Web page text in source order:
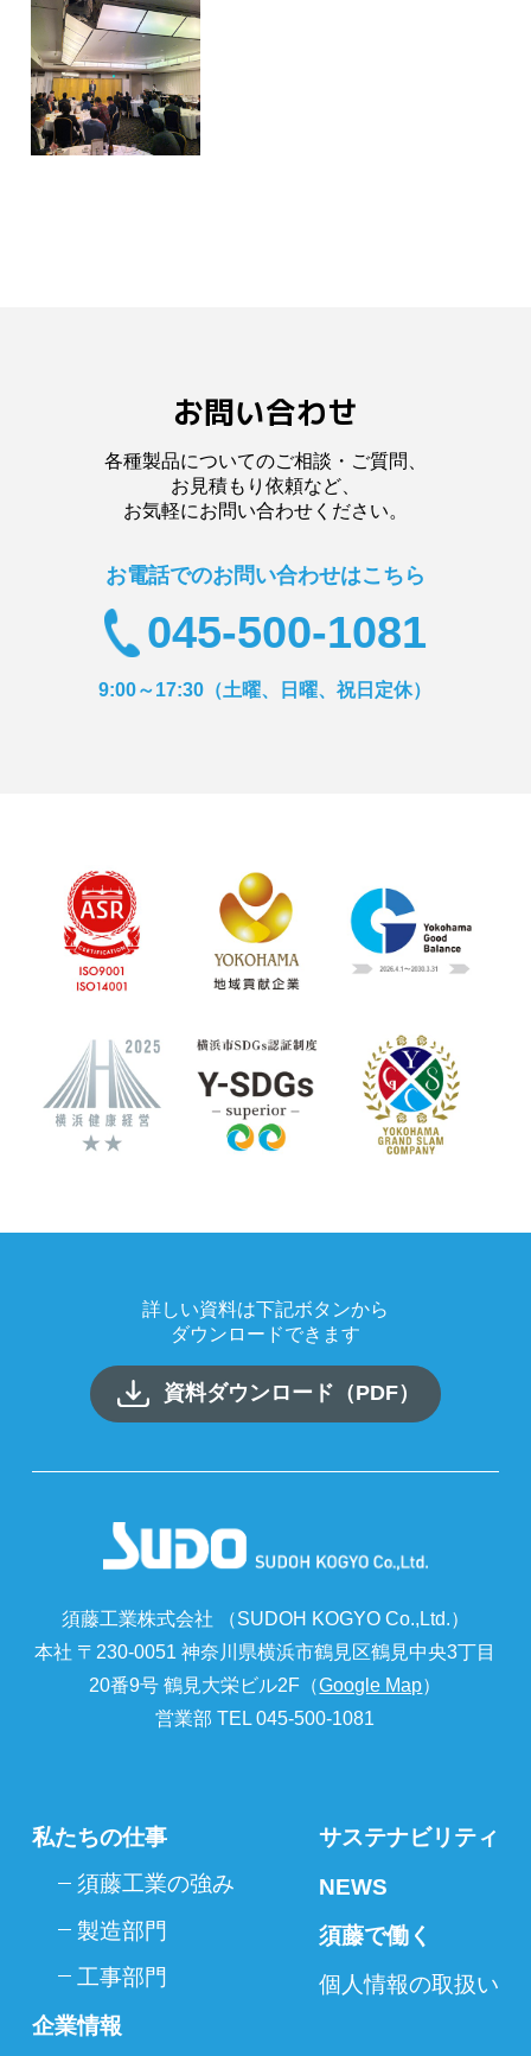
お問い合わせ
各種製品についてのご相談・ご質問、
お見積もり依頼など、
お気軽にお問い合わせください。
お電話でのお問い合わせはこちら
045-500-1081
9:00～17:30（土曜、日曜、祝日定休）
詳しい資料は下記ボタンから
ダウンロードできます
資料ダウンロード（PDF）
須藤工業株式会社 （SUDOH KOGYO Co.,Ltd.）
本社 〒230-0051 神奈川県横浜市鶴見区鶴見中央3丁目
20番9号 鶴見大栄ビル2F（Google Map）
営業部 TEL 045-500-1081
私たちの仕事
須藤工業の強み
製造部門
工事部門
企業情報
サステナビリティ
NEWS
須藤で働く
個人情報の取扱い